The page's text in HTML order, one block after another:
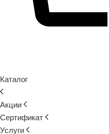
Каталог
Акции
Сертификат
Услуги